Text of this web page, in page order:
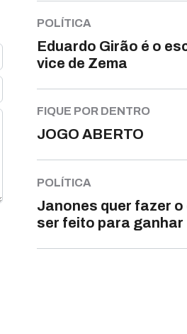
POLÍTICA
Eduardo Girão é o
vice de Zema
FIQUE POR DENTRO
JOGO ABERTO
POLÍTICA
Janones quer fazer o
ser feito para ganhar